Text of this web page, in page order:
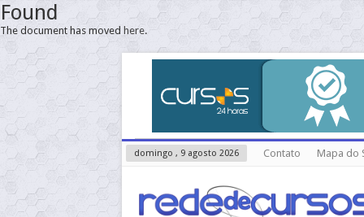
Found
The document has moved here.
domingo , 9 agosto 2026 Contato Mapa do